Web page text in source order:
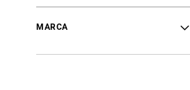
MARCA